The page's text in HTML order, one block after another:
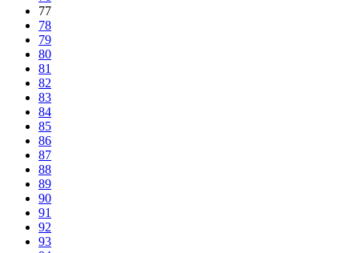
77
78
79
80
81
82
83
84
85
86
87
88
89
90
91
92
93